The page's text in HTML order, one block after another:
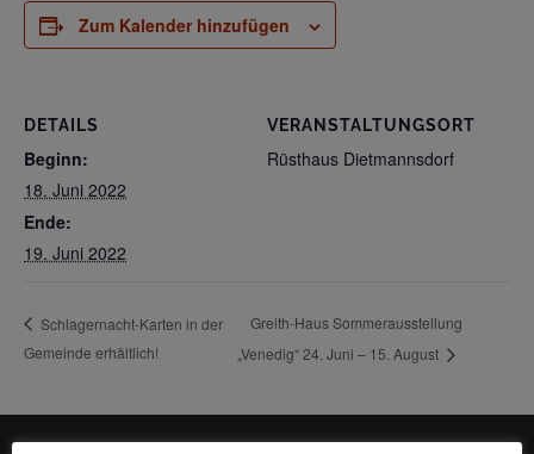
Zum Kalender hinzufügen
DETAILS
Beginn:
18. Juni 2022
Ende:
19. Juni 2022
VERANSTALTUNGSORT
Rüsthaus Dietmannsdorf
Schlagernacht-Karten in der
Gemeinde erhältlich!
Greith-Haus Sommerausstellung
„Venedig“ 24. Juni – 15. August